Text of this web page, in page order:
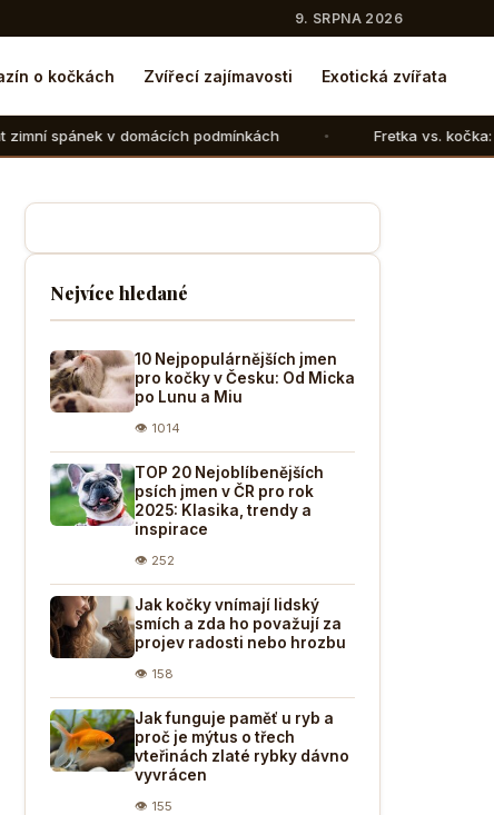
9. SRPNA 2026
o kočkách Zvířecí zajímavosti Exotická zvířata
podmínkách Fretka vs. kočka: V čem se liší
Nejvíce hledané
10 Nejpopulárnějších jmen
pro kočky v Česku: Od Micka
po Lunu a Miu
👁 1014
TOP 20 Nejoblíbenějších
psích jmen v ČR pro rok
2025: Klasika, trendy a
inspirace
👁 252
Jak kočky vnímají lidský
smích a zda ho považují za
projev radosti nebo hrozbu
👁 158
Jak funguje paměť u ryb a
proč je mýtus o třech
vteřinách zlaté rybky dávno
vyvrácen
👁 155